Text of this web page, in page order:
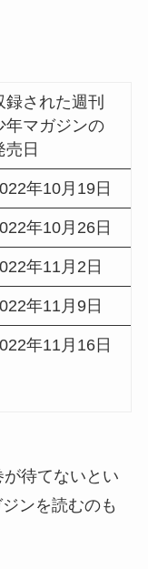
録された週刊
年マガジンの
売日
年10月19日
年10月26日
年11月2日
年11月9日
年11月16日
が待てないとい
ンを読むのも